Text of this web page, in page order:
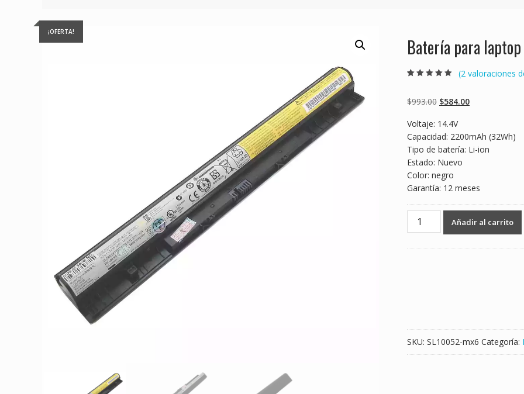
¡OFERTA!
Batería para laptop
basado en
puntuaciones
(2 valoraciones
$993.00 Original
was:
$993.00.
$584.00Current
$584.00.
Voltaje: 14.4V
Capacidad: 2200mAh (32Wh)
Tipo de batería: Li-ion
Estado: Nuevo
Color: negro
Garantía: 12 meses
Batería
para
Añadir al carrito
SKU: SL10052-mx6 Categoría: